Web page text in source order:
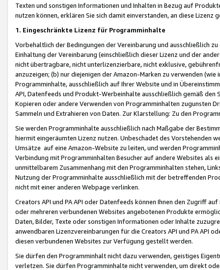
Texten und sonstigen Informationen und Inhalten in Bezug auf
nutzen können, erklären Sie sich damit einverstanden, an diese Lizenz
1. Eingeschränkte Lizenz für Programminhalte
Vorbehaltlich der Bedingungen der Vereinbarung und ausschließlich
Einhaltung der Vereinbarung (einschließlich dieser Lizenz und der
nicht übertragbare, nicht unterlizenzierbare, nicht exklusive,
anzuzeigen; (b) nur diejenigen der Amazon-Marken zu verwenden
Programminhalte, ausschließlich auf Ihrer Website und in
API, Datenfeeds und Produkt-Werbeinhalte ausschließlich gemäß
Kopieren oder andere Verwenden von Programminhalten zugunsten
Sammeln und Extrahieren von Daten. Zur Klarstellung: Zu den
Sie werden Programminhalte ausschließlich nach Maßgabe der
hiermit eingeräumten Lizenz nutzen. Unbeschadet des Vorstehenden
Umsätze auf eine Amazon-Website zu leiten, und werden
Verbindung mit Programminhalten Besucher auf andere Websites als
unmittelbarem Zusammenhang mit den Programminhalten stehen,
Nutzung der Programminhalte ausschließlich mit der betreffenden
nicht mit einer anderen Webpage verlinken.
Creators API und PA API oder Datenfeeds können Ihnen den Zugriff
oder mehreren verbundenen Websites angebotenen Produkte
Daten, Bilder, Texte oder sonstigen Informationen oder Inhalte
anwendbaren Lizenzvereinbarungen für die Creators API und PA API
diesen verbundenen Websites zur Verfügung gestellt werden.
Sie dürfen den Programminhalt nicht dazu verwenden, geistiges
verletzen. Sie dürfen Programminhalte nicht verwenden, um direkt